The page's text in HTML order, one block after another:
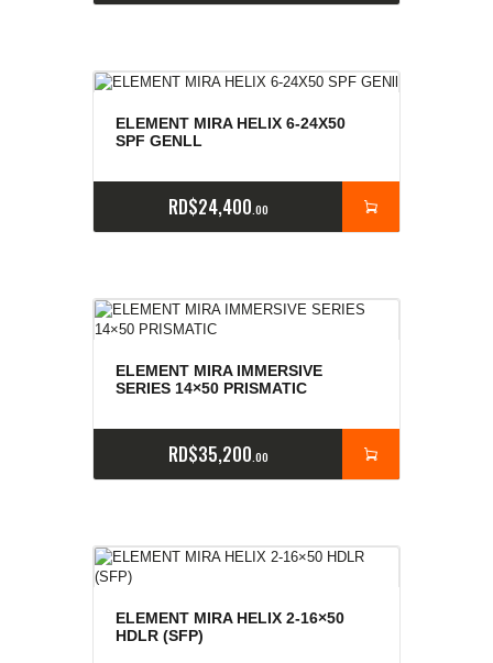
ELEMENT MIRA HELIX 6-24X50
SPF GENLL
RD$24,400 00
ELEMENT MIRA IMMERSIVE
SERIES 14×50 PRISMATIC
RD$35,200 00
ELEMENT MIRA HELIX 2-16×50
HDLR (SFP)